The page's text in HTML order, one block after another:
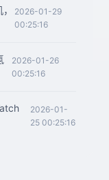
2026-01-29
00:25:16
2026-01-26
00:25:16
2026-01-
25 00:25:16